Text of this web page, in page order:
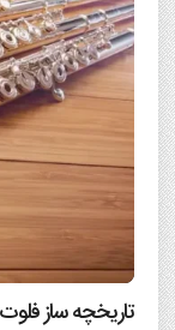
تاریخچه ساز فلوت